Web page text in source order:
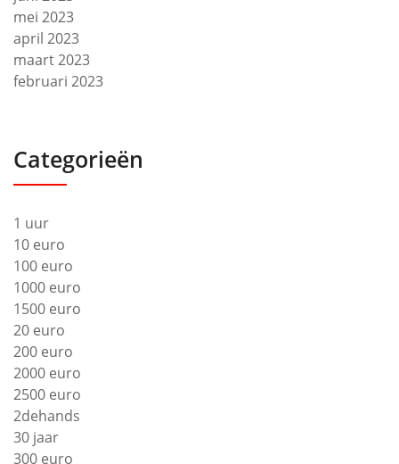
mei 2023
april 2023
maart 2023
februari 2023
Categorieën
1 uur
10 euro
100 euro
1000 euro
1500 euro
20 euro
200 euro
2000 euro
2500 euro
2dehands
30 jaar
300 euro